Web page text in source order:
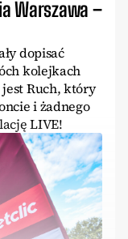
Warszawa –
dopisać
kolejkach
Ruch, który
i żadnego
LIVE!